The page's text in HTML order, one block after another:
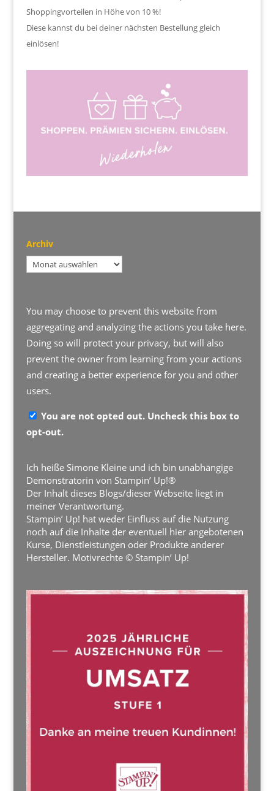
Shoppingvorteilen in Höhe von 10 %!
Diese kannst du bei deiner nächsten Bestellung gleich
einlösen!
Archiv
Archiv
You may choose to prevent this website from
aggregating and analyzing the actions you take here.
Doing so will protect your privacy, but will also
prevent the owner from learning from your actions
and creating a better experience for you and other
users.
You are not opted out. Uncheck this box to
opt-out.
Ich heiße Simone Kleine und ich bin unabhängige
Demonstratorin von Stampin’ Up!®
Der Inhalt dieses Blogs/dieser Webseite liegt in
meiner Verantwortung.
Stampin’ Up! hat weder Einfluss auf die Nutzung
noch auf die Inhalte der eventuell hier angebotenen
Kurse, Dienstleistungen oder Produkte anderer
Hersteller. Motivrechte © Stampin’ Up!